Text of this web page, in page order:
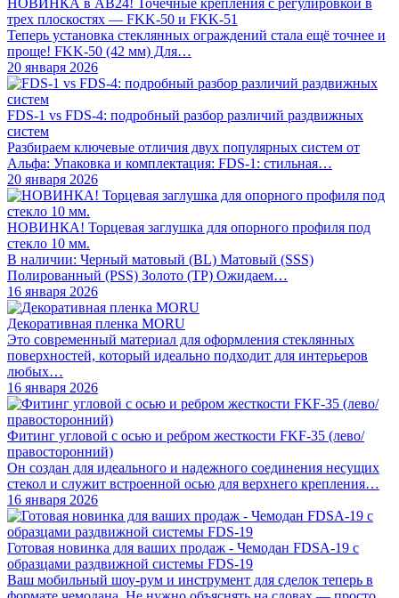
НОВИНКА в АВ24! Точечные крепления с регулировкой в
трех плоскостях — FKK-50 и FKK-51
Теперь установка стеклянных ограждений стала ещё точнее и
проще! FKK-50 (42 мм) Для…
20 января 2026
FDS-1 vs FDS-4: подробный разбор различий раздвижных
систем
Разбираем ключевые отличия двух популярных систем от
Альфа: Упаковка и комплектация: FDS-1: стильная…
20 января 2026
НОВИНКА! Торцевая заглушка для опорного профиля под
стекло 10 мм.
В наличии: Черный матовый (BL) Матовый (SSS)
Полированный (PSS) Золото (TP) Ожидаем…
16 января 2026
Декоративная пленка MORU
Это современный материал для оформления стеклянных
поверхностей, который идеально подходит для интерьеров
любых…
16 января 2026
Фитинг угловой с осью и ребром жесткости FKF-35 (лево/
правосторонний)
Он создан для идеального и надежного соединения несущих
стекол и служит встроенной осью для верхнего крепления…
16 января 2026
Готовая новинка для ваших продаж - Чемодан FDSA-19 с
образцами раздвижной системы FDS‑19
Ваш мобильный шоу-рум и инструмент для сделок теперь в